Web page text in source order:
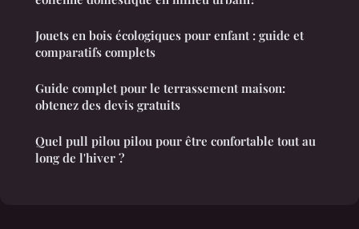
Jouets en bois écologiques pour enfant : guide et
comparatifs complets
Guide complet pour le terrassement maison:
obtenez des devis gratuits
Quel pull pilou pilou pour être confortable tout au
long de l'hiver ?